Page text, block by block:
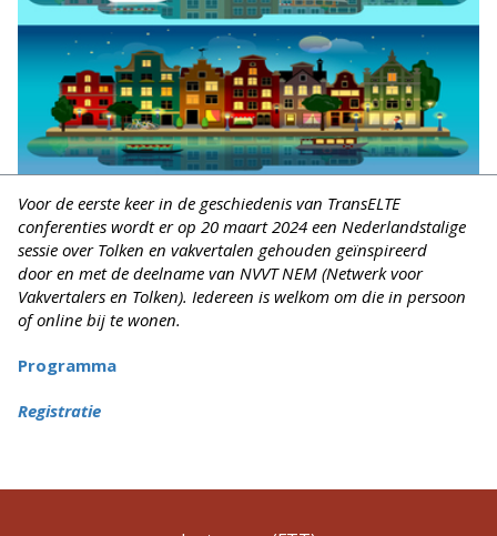
Voor de eerste keer in de geschiedenis van TransELTE
conferenties wordt er op 20 maart 2024 een Nederlandstalige
sessie over Tolken en vakvertalen gehouden geïnspireerd
door en met de deelname van NVVT NEM (Netwerk voor
Vakvertalers en Tolken). Iedereen is welkom om die in persoon
of online bij te wonen.
Programma
Registratie